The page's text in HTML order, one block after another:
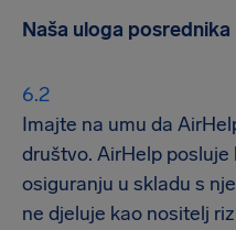
Naša uloga posrednika
Imajte na umu da
društvo. AirHelp
osiguranju u skladu s
ne djeluje kao nositelj